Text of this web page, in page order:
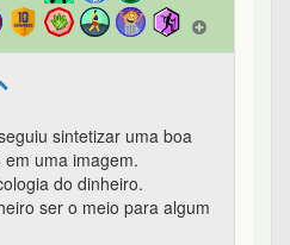
sintetizar uma boa
uma imagem.
do dinheiro.
ser o meio para algum